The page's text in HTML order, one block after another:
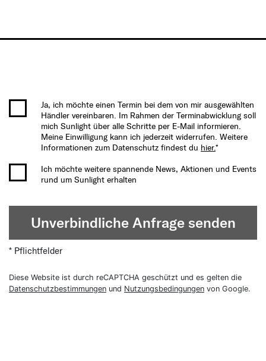
Ja, ich möchte einen Termin bei dem von mir ausgewählten
Händler vereinbaren. Im Rahmen der Terminabwicklung soll
mich Sunlight über alle Schritte per E-Mail informieren.
Meine Einwilligung kann ich jederzeit widerrufen. Weitere
Informationen zum Datenschutz findest du hier.*
Ich möchte weitere spannende News, Aktionen und Events
rund um Sunlight erhalten
Unverbindliche Anfrage senden
* Pflichtfelder
Diese Website ist durch reCAPTCHA geschützt und es gelten die
Datenschutzbestimmungen und Nutzungsbedingungen von Google.